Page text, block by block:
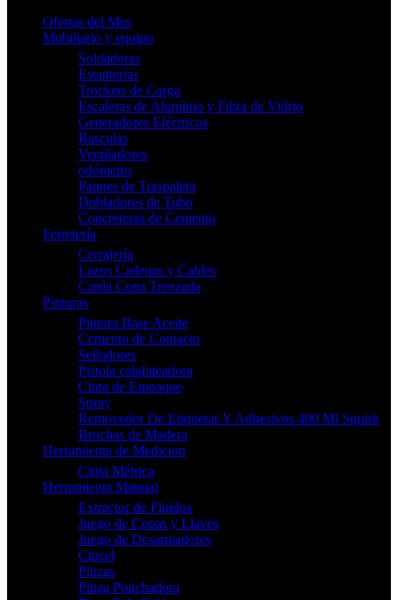
Ofertas del Mes
Mobiliario y equipo
Soldadoras
Estanterías
Trockets de Carga
Escaleras de Aluminio y Fibra de Vidrio
Generadores Eléctricos
Basculas
Ventiladores
odómetro
Patines de Traspaleta
Dobladores de Tubo
Concreteras de Cemento
Ferretería
Cerrajería
Lazos Cadenas y Cables
Carda Copa Trenzada
Pinturas
Pintura Base Aceite
Cemento de Contacto
Selladores
Pistola calafateadora
Cinta de Empaque
Spray
Removedor De Etiquetas Y Adhesivos 400 Ml Squirk
Brochas de Madera
Herramienta de Medicion
Cinta Métrica
Herramienta Manual
Extractor de Fluidos
Juego de Copas y Llaves
Juego de Desarmadores
Cincel
Pinzas
Pinza Ponchadora